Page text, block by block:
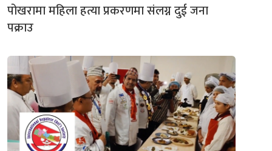
पोखरामा महिला हत्या प्रकरणमा संलग्न दुई जना
पक्राउ